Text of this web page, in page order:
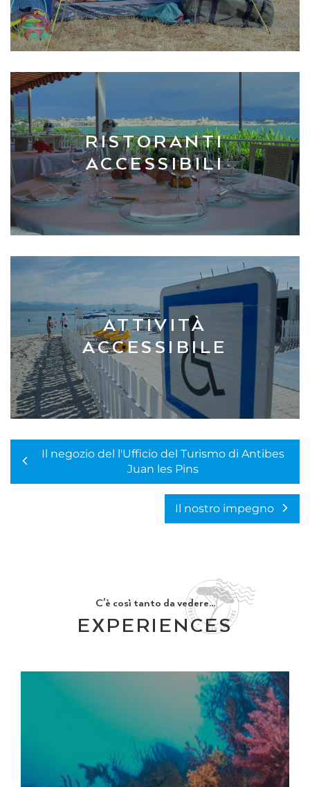
RISTORANTI
ACCESSIBILI
ATTIVITÀ
ACCESSIBILE
Il negozio del l'Ufficio del Turismo di Antibes
Juan les Pins
Il nostro impegno
C'è così tanto da vedere...
EXPERIENCES